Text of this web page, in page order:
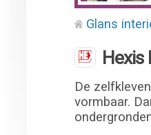
Glans
Hexis
De
vormbaar.